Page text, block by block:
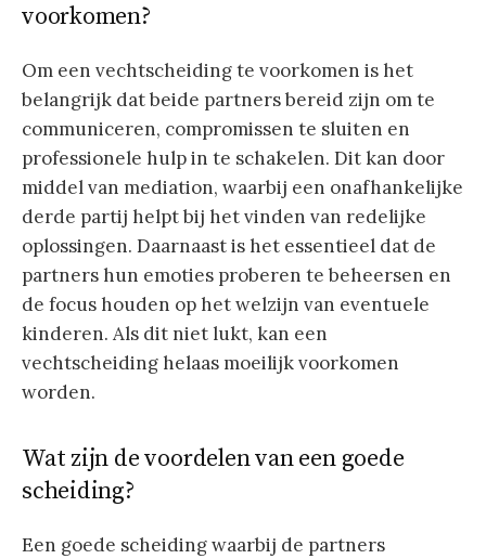
voorkomen?
Om een vechtscheiding te voorkomen is het
belangrijk dat beide partners bereid zijn om te
communiceren, compromissen te sluiten en
professionele hulp in te schakelen. Dit kan door
middel van mediation, waarbij een onafhankelijke
derde partij helpt bij het vinden van redelijke
oplossingen. Daarnaast is het essentieel dat de
partners hun emoties proberen te beheersen en
de focus houden op het welzijn van eventuele
kinderen. Als dit niet lukt, kan een
vechtscheiding helaas moeilijk voorkomen
worden.
Wat zijn de voordelen van een goede
scheiding?
Een goede scheiding waarbij de partners